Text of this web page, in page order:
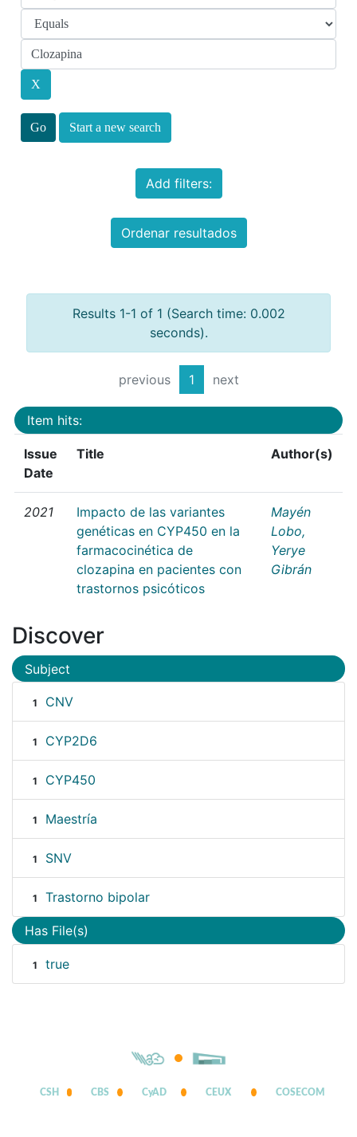
Start a new search
Add filters:
Ordenar resultados
Results 1-1 of 1 (Search time: 0.002
seconds).
previous 1 next
Item hits:
Issue
Date
Title Author(s)
2021
Impacto de las variantes
genéticas en CYP450 en la
farmacocinética de
clozapina en pacientes con
trastornos psicóticos
Mayén
Lobo,
Yerye
Gibrán
Discover
Subject
1 CNV
1 CYP2D6
1 CYP450
1 Maestría
1 SNV
1 Trastorno bipolar
Has File(s)
1 true
CSH CBS CyAD CEUX COSECOM